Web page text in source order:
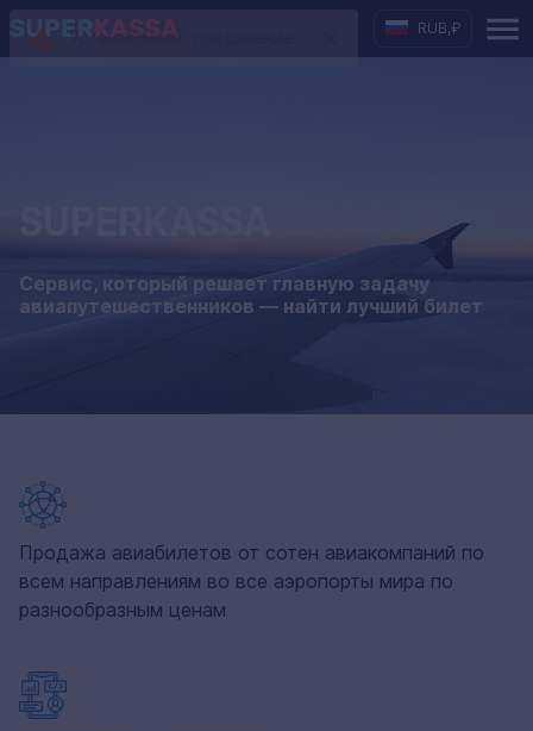
RUB,₽
Устанавливаю соединение
Cервис, который решает главную задачу
авиапутешественников — найти лучший билет
Продажа авиабилетов от сотен авиакомпаний по
всем направлениям во все аэропорты мира по
разнообразным ценам